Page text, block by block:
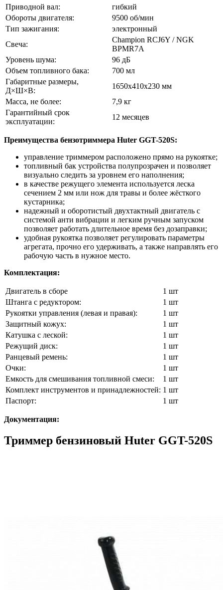
Приводной вал:
гибкий
Обороты двигателя:
9500 об/мин
Тип зажигания:
электронный
Свеча:
Champion RCJ6Y / NGK
BPMR7A
Уровень шума:
96 дБ
Объем топливного бака:
700 мл
Габаритные размеры,
Д×Ш×В:
1650x410x230 мм
Масса, не более:
7,9 кг
Гарантийный срок
эксплуатации:
12 месяцев
Преимущества бензотриммера Huter GGT-520S:
управление триммером расположено прямо на рукоятке;
топливный бак устройства полупрозрачен и позволяет
визуально следить за уровнем его наполнения;
в качестве режущего элемента используется леска
сечением 2 мм или нож для травы и более жёсткого
кустарника;
надежный и оборотистый двухтактный двигатель с
системой анти вибрации и легким ручным запуском
позволяет работать длительное время без дозаправки;
удобная рукоятка позволяет регулировать параметры
агрегата, прочно его удерживать, а также направлять его
рабочую часть в нужное место.
Комплектация:
Двигатель в сборе
1 шт
Штанга с редуктором:
1 шт
Рукоятки управления (левая и правая):
1 шт
Защитный кожух:
1 шт
Катушка с леской:
1 шт
Режущий диск:
1 шт
Ранцевый ремень:
1 шт
Очки:
1 шт
Емкость для смешивания топливной смеси:
1 шт
Комплект инструментов и принадлежностей: 1 шт
Паспорт:
1 шт
Документация:
Триммер бензиновый Huter GGT-520S